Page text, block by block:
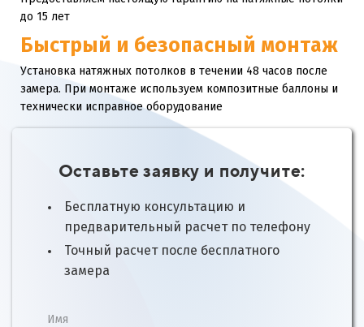
до 15 лет
Быстрый и безопасный монтаж
Установка натяжных потолков в течении 48 часов после
замера. При монтаже используем композитные баллоны и
технически исправное оборудование
Оставьте заявку и получите:
Бесплатную консультацию и
предварительный расчет по телефону
Точный расчет после бесплатного
замера
Имя